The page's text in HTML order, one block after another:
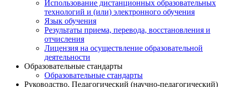
Использование дистанционных образовательных
технологий и (или) электронного обучения
Язык обучения
Результаты приема, перевода, восстановления и
отчисления
Лицензия на осуществление образовательной
деятельности
Образовательные стандарты
Образовательные стандарты
Руководство. Педагогический (научно-педагогический)